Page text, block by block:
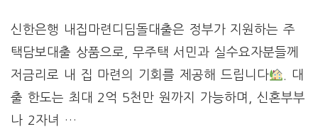
신한은행 내집마련디딤돌대출은 정부가 지원하는 주
택담보대출 상품으로, 무주택 서민과 실수요자분들께
저금리로 내 집 마련의 기회를 제공해 드립니다
. 대
출 한도는 최대 2억 5천만 원까지 가능하며, 신혼부부
나 2자녀 …